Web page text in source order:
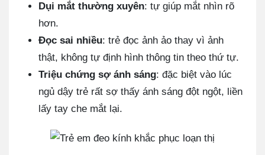
Dụi mắt thường xuyên: tự giúp mắt nhìn rõ
hơn.
Đọc sai nhiều: trẻ đọc ảnh ảo thay vì ảnh
thật, không tự định hình thông tin theo thứ tự.
Triệu chứng sợ ánh sáng: đặc biệt vào lúc
ngủ dậy trẻ rất sợ thấy ánh sáng đột ngột, liền
lấy tay che mắt lại.